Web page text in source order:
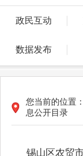
政民互动
数据发布
您当前的位置：
息公开目录
锡山区农贸